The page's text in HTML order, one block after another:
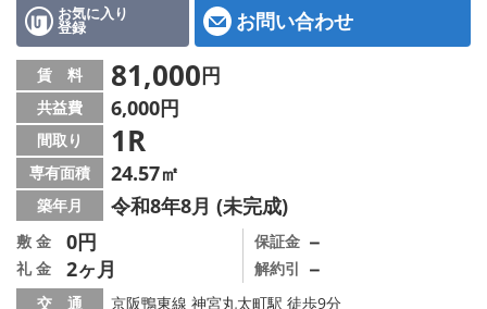
IT重説について
スタッフ紹介
賃貸管理の北白川店
店舗情報·アクセス
会社概要
メールでお問い合わせ
お気に入り
登録 お問い合わせ
賃 料 81,000円
共益費 6,000円
間取り 1R
専有面積 24.57㎡
築年月 令和8年8月 (未完成)
敷 金 0円
礼 金 2ヶ月
保証金 －
解約引 －
交 通
京阪鴨東線 神宮丸太町駅 徒歩9分